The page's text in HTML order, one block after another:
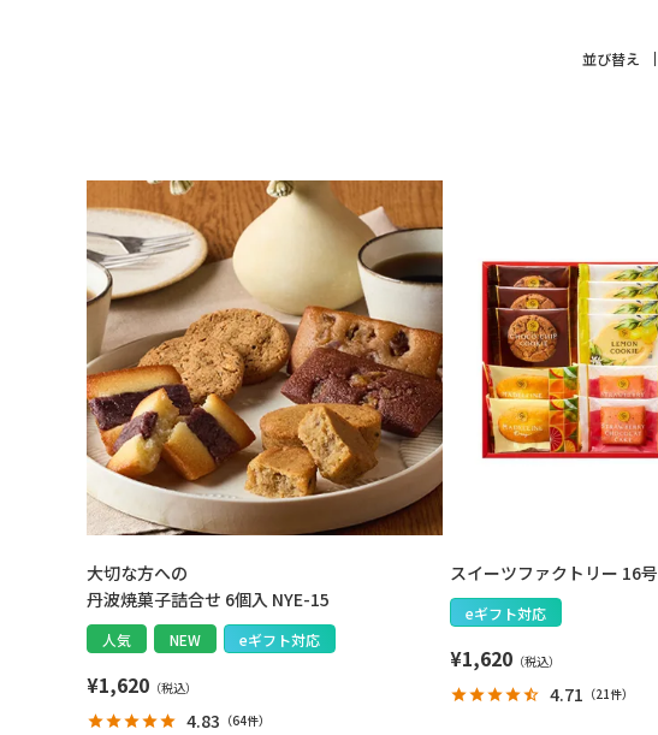
並び替え
大切な方への
丹波焼菓子詰合せ 6個入 NYE-15
人気 NEW eギフト対応
¥1,620
4.83 （64件）
スイーツファクトリー 16号
eギフト対応
¥1,620
4.71 （21件）